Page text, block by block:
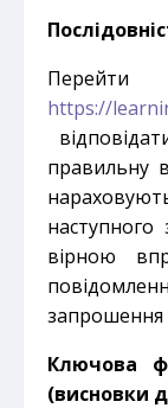
https://
правильну
вірною
запрошення
Ключова
(висновки